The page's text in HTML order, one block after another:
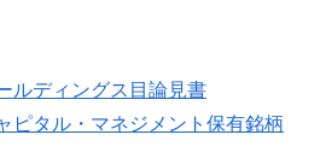
ルディングス目論見書
ピタル・マネジメント保有銘柄